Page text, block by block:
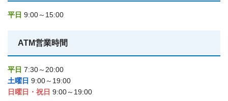
平日 9:00～15:00
ATM営業時間
平日 7:30～20:00
土曜日 9:00～19:00
日曜日・祝日 9:00～19:00